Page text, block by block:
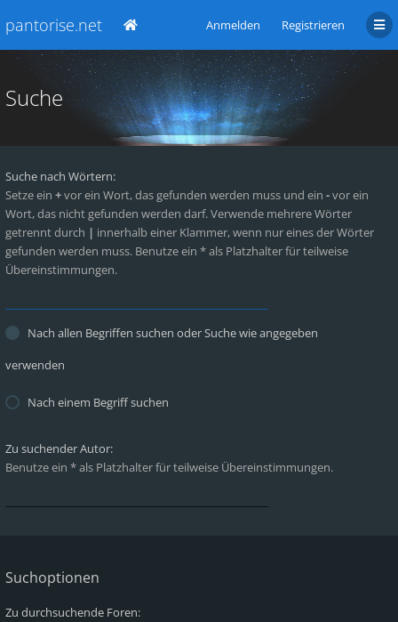
pantorise.net Anmelden Registrieren
Suche
Suche nach Wörtern:
Setze ein +vor ein Wort, das gefunden werden muss und ein -vor ein
Wort, das nicht gefunden werden darf. Verwende mehrere Wörter
getrennt durch | innerhalb einer Klammer, wenn nur eines der Wörter
gefunden werden muss. Benutze ein * als Platzhalter für teilweise
Übereinstimmungen.
Nach allen Begriffen suchen oder Suche wie angegeben
verwenden
Nach einem Begriff suchen
Zu suchender Autor:
Benutze ein * als Platzhalter für teilweise Übereinstimmungen.
Suchoptionen
Zu durchsuchende Foren: